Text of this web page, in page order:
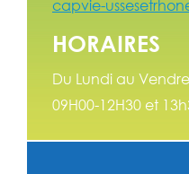
capvie-
HORAIRES
Du Lundi au
09H00-12H30 et